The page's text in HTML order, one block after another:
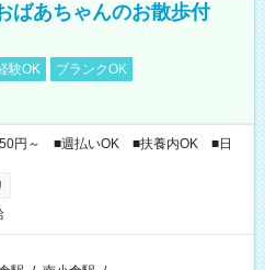
ばあちゃんのお散歩付
験OK
ブランクOK
円～ ■週払いOK ■扶養内OK ■日